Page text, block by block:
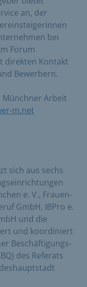
an, der
bei
Forum
direkten Kontakt
Bewerbern.
Münchner Arbeit
m.net
sich aus sechs
e. V., Frauen-
GmbH, IBPro e.
und die
und koordiniert
Beschäftigungs-
des Referats